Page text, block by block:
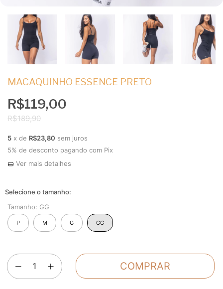
MACAQUINHO ESSENCE PRETO
R$119,00
R$189,90
5 x de R$23,80 sem juros
5% de desconto pagando com Pix
Ver mais detalhes
Tamanho: GG
P M G GG